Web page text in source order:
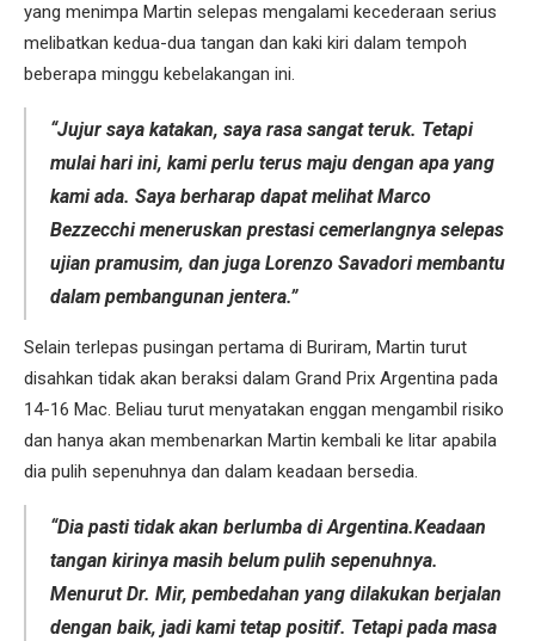
yang menimpa Martin selepas mengalami kecederaan serius
melibatkan kedua-dua tangan dan kaki kiri dalam tempoh
beberapa minggu kebelakangan ini.
“Jujur saya katakan, saya rasa sangat teruk. Tetapi
mulai hari ini, kami perlu terus maju dengan apa yang
kami ada. Saya berharap dapat melihat Marco
Bezzecchi meneruskan prestasi cemerlangnya selepas
ujian pramusim, dan juga Lorenzo Savadori membantu
dalam pembangunan jentera.”
Selain terlepas pusingan pertama di Buriram, Martin turut
disahkan tidak akan beraksi dalam Grand Prix Argentina pada
14-16 Mac. Beliau turut menyatakan enggan mengambil risiko
dan hanya akan membenarkan Martin kembali ke litar apabila
dia pulih sepenuhnya dan dalam keadaan bersedia.
“Dia pasti tidak akan berlumba di Argentina.Keadaan
tangan kirinya masih belum pulih sepenuhnya.
Menurut Dr. Mir, pembedahan yang dilakukan berjalan
dengan baik, jadi kami tetap positif. Tetapi pada masa